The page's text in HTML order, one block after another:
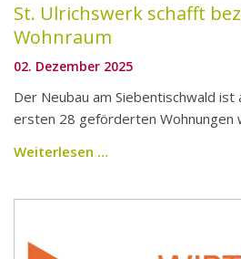
St. Ulrichswerk schafft
Wohnraum
02. Dezember 2025
Der Neubau am Siebentischwald ist
ersten 28 geförderten Wohnungen
Weiterlesen …